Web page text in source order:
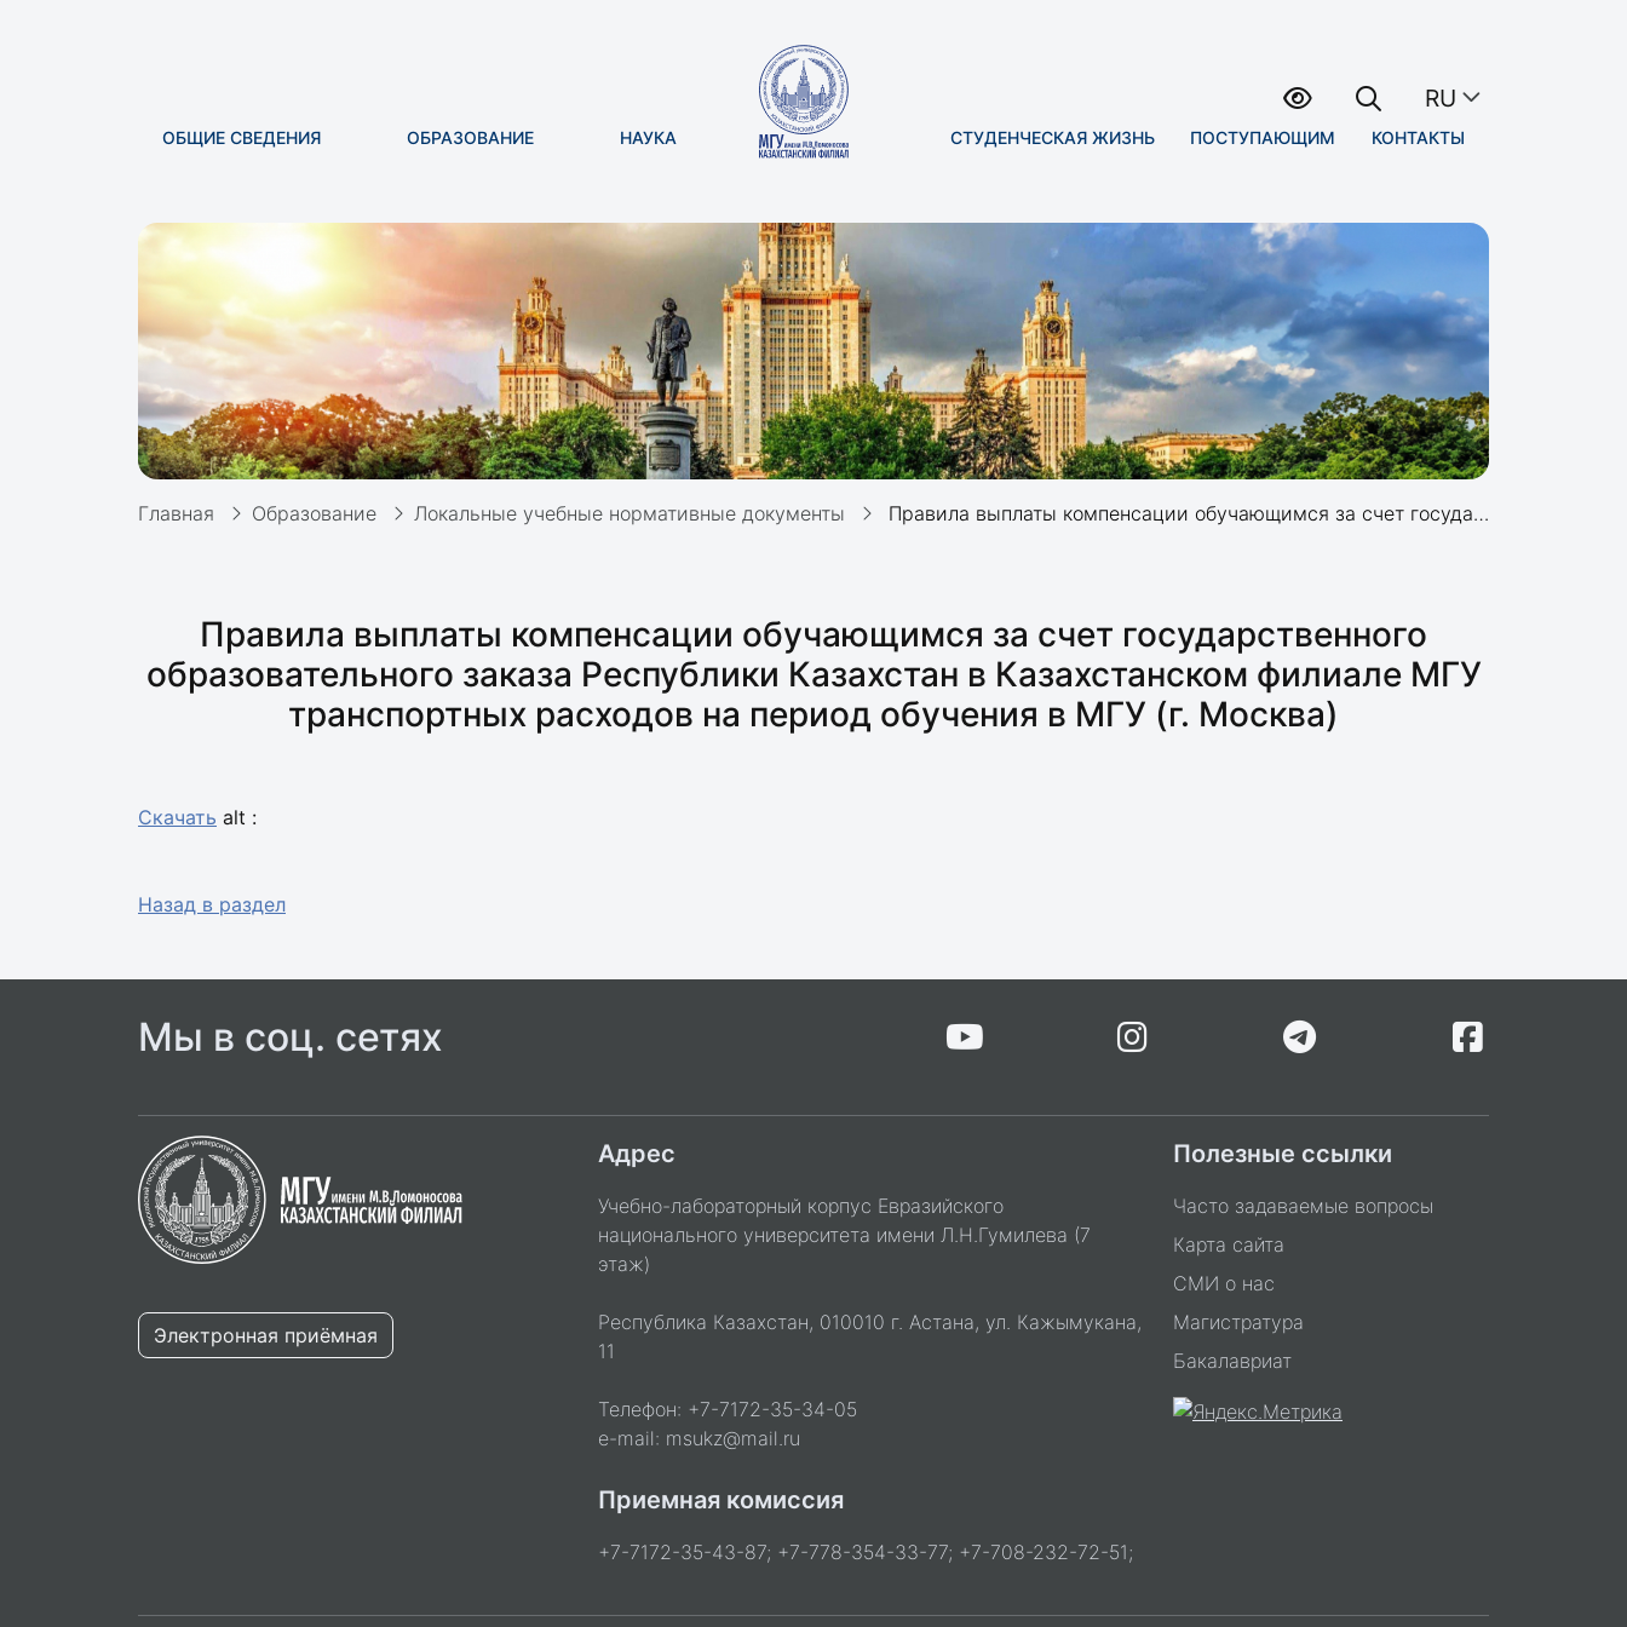
ОБЩИЕ СВЕДЕНИЯ ОБРАЗОВАНИЕ НАУКА СТУДЕНЧЕСКАЯ ЖИЗНЬ ПОСТУПАЮЩИМ КОНТАКТЫ
RU
Главная Образование Локальные учебные нормативные документы Правила выплаты компенсации обучающимся за счет государственного образовательного заказа Республики Казахстан в Казахстанском филиале МГУ транспортных расходов на период обучения в МГУ (г. Москва)
Правила выплаты компенсации обучающимся за счет государственного
образовательного заказа Республики Казахстан в Казахстанском филиале МГУ
транспортных расходов на период обучения в МГУ (г. Москва)
Скачать alt :
Назад в раздел
Мы в соц. сетях
Электронная приёмная
Адрес
Учебно-лабораторный корпус Евразийского
национального университета имени Л.Н.Гумилева (7
этаж)
Республика Казахстан, 010010 г. Астана, ул. Кажымукана,
11
Телефон: +7-7172-35-34-05
e-mail: msukz@mail.ru
Приемная комиссия
+7-7172-35-43-87; +7-778-354-33-77; +7-708-232-72-51;
Полезные ссылки
Часто задаваемые вопросы
Карта сайта
СМИ о нас
Магистратура
Бакалавриат